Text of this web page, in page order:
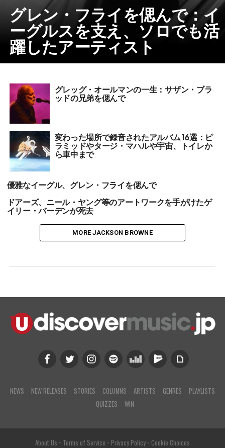
グレン・フライを偲んで：イ
ーグルスを支え、ソロでも活
躍したアーティスト
グレッグ・オールマンの一生：サザン・ブラ
ッドの兄弟を偲んで
変わった場所で録音されたアルバム16選：ピ
ラミッドやタージ・マハルや宇宙、トイレか
ら車中まで
優雅なイーグル、グレン・フライを偲んで
ドアーズ、ニール・ヤング等のアートワークを手がけたゲ
イリー・バーデンが死去
MORE JACKSON BROWNE
NEWS NEW RELEASES STORIES COLUMNS ARTISTS GENRES
PLAYLISTS
QUIZZES
WIN
About Us • Terms of Service • Privacy Policy• Cookie Choices